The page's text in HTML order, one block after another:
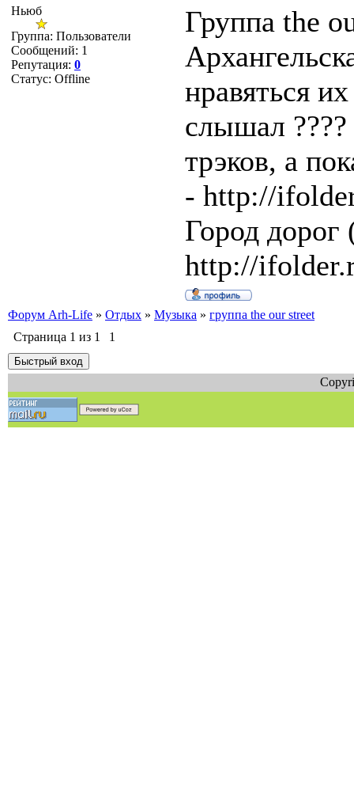
Ньюб
Группа: Пользователи
Сообщений: 1
Репутация: 0
Статус: Offline
Группа the
нравяться
слышал
трэков, а
- http://
Город
http://
Форум Arh-Life » Отдых » Музыка » группа the our street
Страница 1 из 1 1